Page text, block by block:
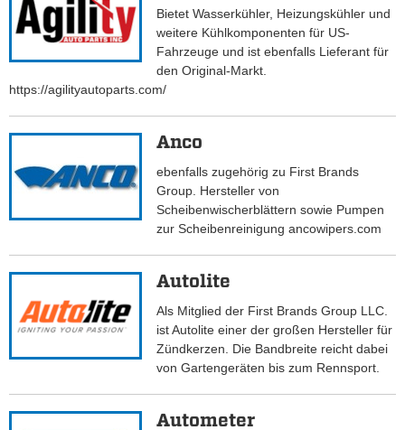
Bietet Wasserkühler, Heizungskühler und
weitere Kühlkomponenten für US-
Fahrzeuge und ist ebenfalls Lieferant für
den Original-Markt.
https://agilityautoparts.com/
Anco
ebenfalls zugehörig zu First Brands
Group. Hersteller von
Scheibenwischerblättern sowie Pumpen
zur Scheibenreinigung ancowipers.com
Autolite
Als Mitglied der First Brands Group LLC.
ist Autolite einer der großen Hersteller für
Zündkerzen. Die Bandbreite reicht dabei
von Gartengeräten bis zum Rennsport.
Autometer